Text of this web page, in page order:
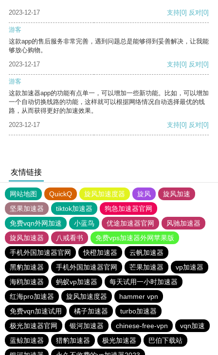
2023-12-17 支持[0] 反对[0]
游客
这款app的售后服务非常完善，遇到问题总是能够得到妥善解决，让我能
够放心购物。
2023-12-17
支持[0] 反对[0]
游客
这款加速器app的功能有点单一，可以增加一些新功能。比如，可以增加
一个自动切换线路的功能，这样就可以根据网络情况自动选择最优的线
路，从而获得更好的加速效果。
2023-12-17
支持[0] 反对[0]
友情链接
网站地图 QuickQ 旋风加速度器 旋风
旋风加速
坚果加速器
tiktok加速器
狗急加速器官网
免费vqn外网加速
小蓝鸟 优途加速器官网
风驰加速器
旋风加速器
八戒看书
免费vps加速器外网苹果版
手机外国加速器官网
快橙加速器
云帆加速器
黑豹加速器
手机外国加速器官网 芒果加速器
vp加速器
海鸥加速器
蚂蚁vp加速器
每天试用一小时加速器
红海pro加速器
旋风加速度器
hammer vpn
免费vqn加速试用
橘子加速器
turbo加速器
极光加速器官网
银河加速器 chinese-free-vpn
vqn加速
蓝鲸加速器
猎豹加速器 极光加速器
巴伯下载站